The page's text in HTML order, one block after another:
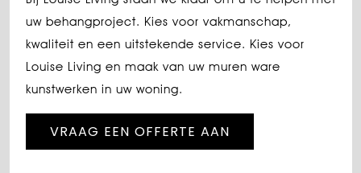
uw behangproject. Kies voor vakmanschap,
kwaliteit en een uitstekende service. Kies voor
Louise Living en maak van uw muren ware
kunstwerken in uw woning.
VRAAG EEN OFFERTE AAN